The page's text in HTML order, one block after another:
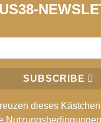
SUBSCRIBE
dieses